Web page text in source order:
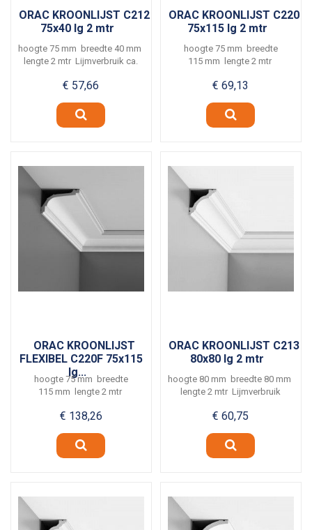
ORAC KROONLIJST C212
75x40 lg 2 mtr
hoogte 75 mm breedte 40 mm
lengte 2 mtr Lijmverbruik ca.
€ 57,66
ORAC KROONLIJST C220
75x115 lg 2 mtr
hoogte 75 mm breedte
115 mm lengte 2 mtr
€ 69,13
ORAC KROONLIJST
FLEXIBEL C220F 75x115
lg...
hoogte 75 mm breedte
115 mm lengte 2 mtr
€ 138,26
ORAC KROONLIJST C213
80x80 lg 2 mtr
hoogte 80 mm breedte 80 mm
lengte 2 mtr Lijmverbruik
€ 60,75